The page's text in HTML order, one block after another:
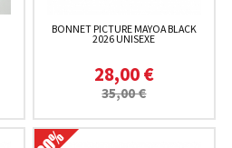
BONNET PICTURE MAYOA BLACK
2026 UNISEXE
28,00 €
35,00 €